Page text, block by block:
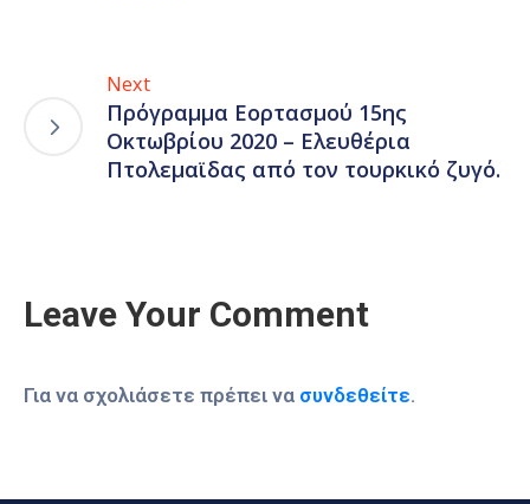
Next
Πρόγραμμα Εορτασμού 15ης
Οκτωβρίου 2020 – Ελευθέρια
Πτολεμαϊδας από τον τουρκικό ζυγό.
Leave Your Comment
Για να σχολιάσετε πρέπει να συνδεθείτε.